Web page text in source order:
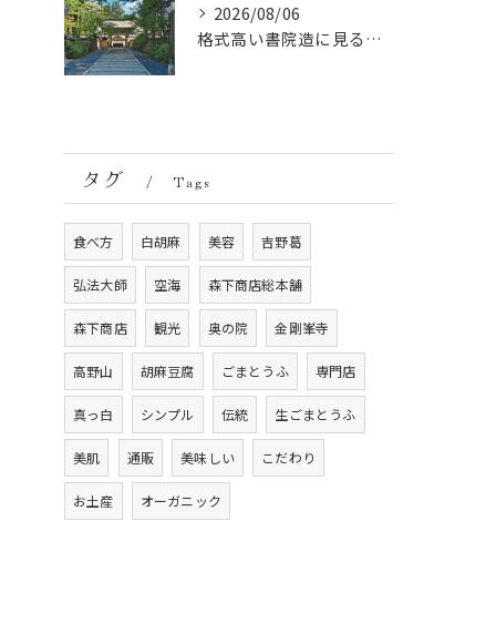
2026/08/06
格式高い書院造に見る金剛峯寺の中世から近世への変遷
タグ Tags
食べ方 白胡麻 美容 吉野葛
弘法大師 空海 森下商店総本舗
森下商店 観光 奥の院 金剛峯寺
高野山 胡麻豆腐 ごまとうふ 専門店
真っ白 シンプル 伝統 生ごまとうふ
美肌 通販 美味しい こだわり
お土産 オーガニック